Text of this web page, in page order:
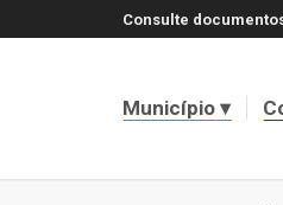
Consulte
Município